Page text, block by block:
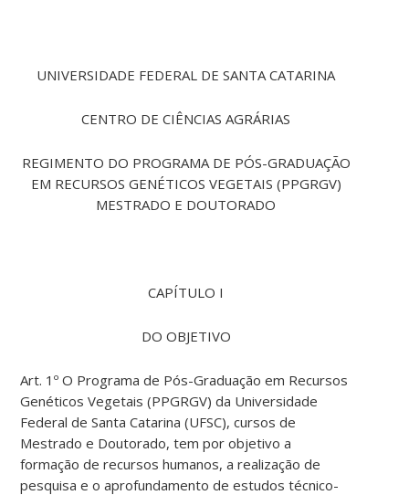
UNIVERSIDADE FEDERAL DE SANTA CATARINA
CENTRO DE CIÊNCIAS AGRÁRIAS
REGIMENTO DO PROGRAMA DE PÓS-GRADUAÇÃO
EM RECURSOS GENÉTICOS VEGETAIS (PPGRGV)
MESTRADO E DOUTORADO
CAPÍTULO I
DO OBJETIVO
Art. 1º O Programa de Pós-Graduação em Recursos
Genéticos Vegetais (PPGRGV) da Universidade
Federal de Santa Catarina (UFSC), cursos de
Mestrado e Doutorado, tem por objetivo a
formação de recursos humanos, a realização de
pesquisa e o aprofundamento de estudos técnico-